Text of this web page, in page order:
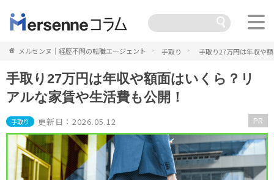
メルセンヌ｜経歴不問の転職エージェント 手取り 手取り27万円は年収や
手取り27万円は年収や額面はいくら？リ
アルな家賃や生活費も公開！
手取り 更新日：2026.05.12 PR